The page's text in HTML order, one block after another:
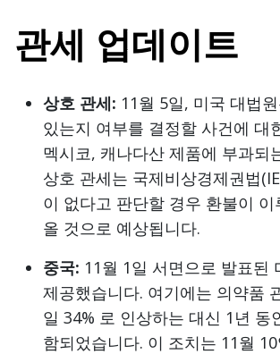
관세 업데이트
상호 관세: 11월 5일, 미국 대법
있는지 여부를 결정할 사건에 대
멕시코, 캐나다산 제품에 부과되
상호 관세는 국제비상경제권법
이 없다고 판단할 경우 환불이
올 것으로 예상됩니다.
중국: 11월 1일 서면으로 발표된
제공했습니다. 여기에는 의약품
일 34% 로 인상하는 대신 1년
함되었습니다. 이 조치는 11월